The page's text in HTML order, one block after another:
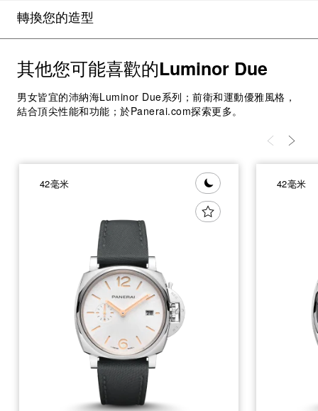
轉換您的造型
其他您可能喜歡的Luminor Due
男女皆宜的沛納海Luminor Due系列；前衛和運動優雅風格，
結合頂尖性能和功能；於Panerai.com探索更多。
42毫米 42毫米